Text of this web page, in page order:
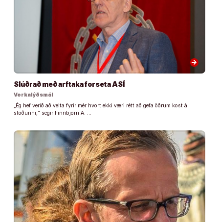
arrow_forward
Slúðrað með arftaka forseta ASÍ
Verkalýðsmál
„Ég hef verið að velta fyrir mér hvort ekki væri rétt að gefa öðrum kost á
stöðunni,“ segir Finnbjörn A. …